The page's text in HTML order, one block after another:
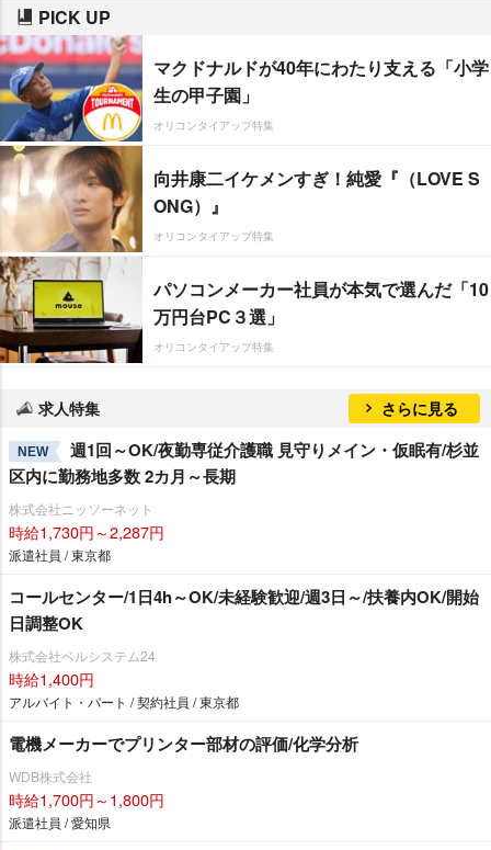
PICK UP
マクドナルドが40年にわたり支える「小学
生の甲子園」
オリコンタイアップ特集
向井康二イケメンすぎ！純愛『（LOVE S
ONG）』
オリコンタイアップ特集
パソコンメーカー社員が本気で選んだ「10
万円台PC３選」
オリコンタイアップ特集
求人特集 さらに見る
NEW
週1回～OK/夜勤専従介護職 見守りメイン・仮眠有/杉並
区内に勤務地多数 2カ月～長期
株式会社ニッソーネット
時給1,730円～2,287円
派遣社員 / 東京都
コールセンター/1日4h～OK/未経験歓迎/週3日～/扶養内OK/開始
日調整OK
株式会社ベルシステム24
時給1,400円
アルバイト・パート / 契約社員 / 東京都
電機メーカーでプリンター部材の評価/化学分析
WDB株式会社
時給1,700円～1,800円
派遣社員 / 愛知県